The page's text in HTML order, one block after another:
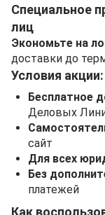
Специальное
лиц
Экономьте на
доставки до
Условия акции:
Бесплатное
Деловых
сайт
Для всех
Без
платежей
Как